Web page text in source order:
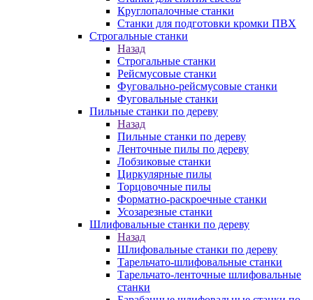
Круглопалочные станки
Станки для подготовки кромки ПВХ
Строгальные станки
Назад
Строгальные станки
Рейсмусовые станки
Фуговально-рейсмусовые станки
Фуговальные станки
Пильные станки по дереву
Назад
Пильные станки по дереву
Ленточные пилы по дереву
Лобзиковые станки
Циркулярные пилы
Торцовочные пилы
Форматно-раскроечные станки
Усозарезные станки
Шлифовальные станки по дереву
Назад
Шлифовальные станки по дереву
Тарельчато-шлифовальные станки
Тарельчато-ленточные шлифовальные
станки